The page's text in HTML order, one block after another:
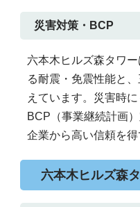
災害対策・BCP
六本木ヒルズ森タワ
る耐震・免震性能と
えています。災害時
BCP（事業継続計画
企業から高い信頼を得
六本木ヒルズ森